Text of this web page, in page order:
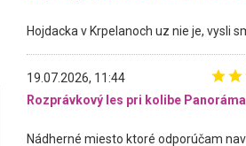
19.07.2026, 11:44
Rozprávkový les pri kolibe Panoráma